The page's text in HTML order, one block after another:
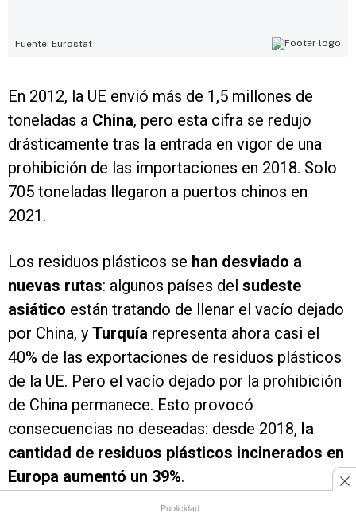
En 2012, la UE envió más de 1,5 millones de
toneladas a China, pero esta cifra se redujo
drásticamente tras la entrada en vigor de una
prohibición de las importaciones en 2018. Solo
705 toneladas llegaron a puertos chinos en
2021.
Los residuos plásticos se han desviado a
nuevas rutas: algunos países del sudeste
asiático están tratando de llenar el vacío dejado
por China, y Turquía representa ahora casi el
40% de las exportaciones de residuos plásticos
de la UE. Pero el vacío dejado por la prohibición
de China permanece. Esto provocó
consecuencias no deseadas: desde 2018, la
cantidad de residuos plásticos incinerados en
Europa aumentó un 39%.
Publicidad